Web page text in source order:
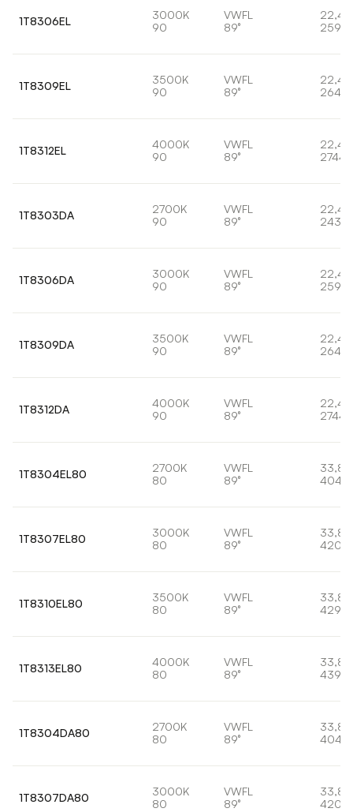
1T8306EL
3000K
90
VWFL
89°
1T8309EL
3500K
90
VWFL
89°
1T8312EL
4000K
90
VWFL
89°
1T8303DA
2700K
90
VWFL
89°
1T8306DA
3000K
90
VWFL
89°
1T8309DA
3500K
90
VWFL
89°
1T8312DA
4000K
90
VWFL
89°
1T8304EL80
2700K
80
VWFL
89°
1T8307EL80
3000K
80
VWFL
89°
1T8310EL80
3500K
80
VWFL
89°
1T8313EL80
4000K
80
VWFL
89°
1T8304DA80
2700K
80
VWFL
89°
1T8307DA80
3000K
80
VWFL
89°